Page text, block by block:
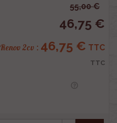
55,00 €
46,75 €
Renov 2cv : 46,75 € TTC
TTC